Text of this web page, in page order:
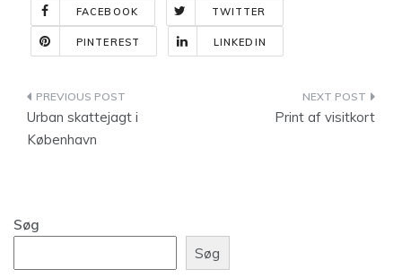
FACEBOOK TWITTER
PINTEREST LINKEDIN
Indlægsnavigation
Urban skattejagt i
København
Print af visitkort
Søg
Søg